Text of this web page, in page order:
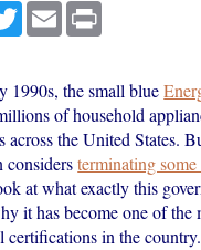
TwitterEmail
1990s, the small blue
of household
across the United States.
considersterminating
at what exactly this
it has become one of the
certifications in the country.